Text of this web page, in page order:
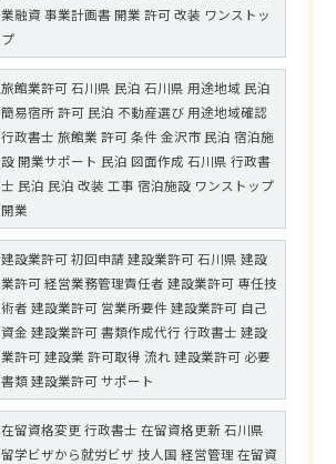
業融資 事業計画書 開業 許可 改装 ワンストッ
プ
旅館業許可 石川県 民泊 石川県 用途地域 民泊
簡易宿所 許可 民泊 不動産選び 用途地域確認
行政書士 旅館業 許可 条件 金沢市 民泊 宿泊施
設 開業サポート 民泊 図面作成 石川県 行政書
士 民泊 民泊 改装 工事 宿泊施設 ワンストップ
開業
建設業許可 初回申請 建設業許可 石川県 建設
業許可 経営業務管理責任者 建設業許可 専任技
術者 建設業許可 営業所要件 建設業許可 自己
資金 建設業許可 書類作成代行 行政書士 建設
業許可 建設業 許可取得 流れ 建設業許可 必要
書類 建設業許可 サポート
在留資格変更 行政書士 在留資格更新 石川県
留学ビザから就労ビザ 技人国 経営管理 在留資